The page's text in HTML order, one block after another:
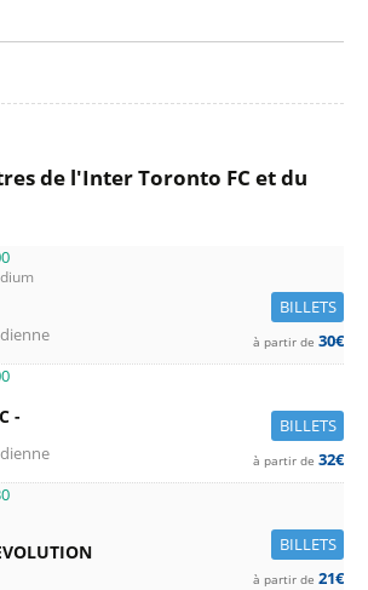
de l'Inter Toronto FC et du
BILLETS
à partir de 30€
BILLETS
-
à partir de 32€
BILLETS
à partir de 21€